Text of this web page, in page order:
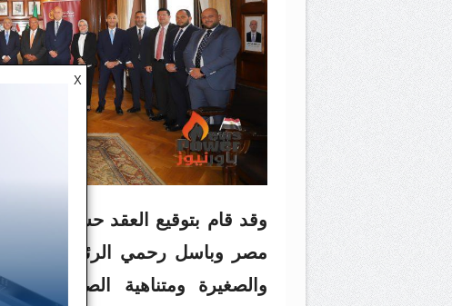
وقد قام بتوقيع العقد حسام الدين
مصر وباسل رحمي الرئيس
والصغيرة ومتناهية الصغر،
X